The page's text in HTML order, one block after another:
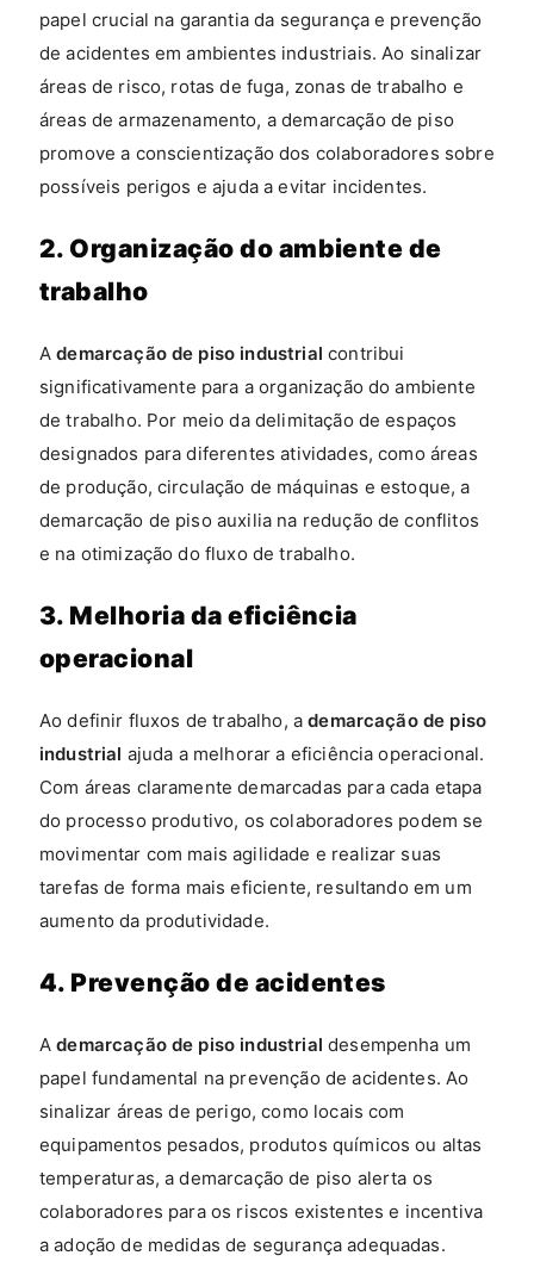
papel crucial na garantia da segurança e prevenção
de acidentes em ambientes industriais. Ao sinalizar
áreas de risco, rotas de fuga, zonas de trabalho e
áreas de armazenamento, a demarcação de piso
promove a conscientização dos colaboradores sobre
possíveis perigos e ajuda a evitar incidentes.
2. Organização do ambiente de
trabalho
Ademarcação de piso industrial contribui
significativamente para a organização do ambiente
de trabalho. Por meio da delimitação de espaços
designados para diferentes atividades, como áreas
de produção, circulação de máquinas e estoque, a
demarcação de piso auxilia na redução de conflitos
e na otimização do fluxo de trabalho.
3. Melhoria da eficiência
operacional
Ao definir fluxos de trabalho, ademarcação de piso
industrial ajuda a melhorar a eficiência operacional.
Com áreas claramente demarcadas para cada etapa
do processo produtivo, os colaboradores podem se
movimentar com mais agilidade e realizar suas
tarefas de forma mais eficiente, resultando em um
aumento da produtividade.
4. Prevenção de acidentes
Ademarcação de piso industrial desempenha um
papel fundamental na prevenção de acidentes. Ao
sinalizar áreas de perigo, como locais com
equipamentos pesados, produtos químicos ou altas
temperaturas, a demarcação de piso alerta os
colaboradores para os riscos existentes e incentiva
a adoção de medidas de segurança adequadas.